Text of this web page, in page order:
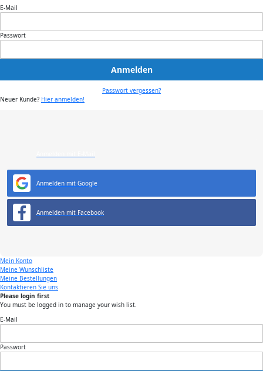
E-Mail
Passwort
Anmelden
Passwort vergessen?
Neuer Kunde? Hier anmelden!
Anmelden mit Google
Anmelden mit Facebook
Mein Konto
Meine Wunschliste
Meine Bestellungen
Kontaktieren Sie uns
Please login first
You must be logged in to manage your wish list.
E-Mail
Passwort